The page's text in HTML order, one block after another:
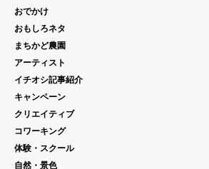
おでかけ
おもしろネタ
まちかど農園
アーティスト
イチオシ記事紹介
キャンペーン
クリエイティブ
コワーキング
体験・スクール
自然・景色